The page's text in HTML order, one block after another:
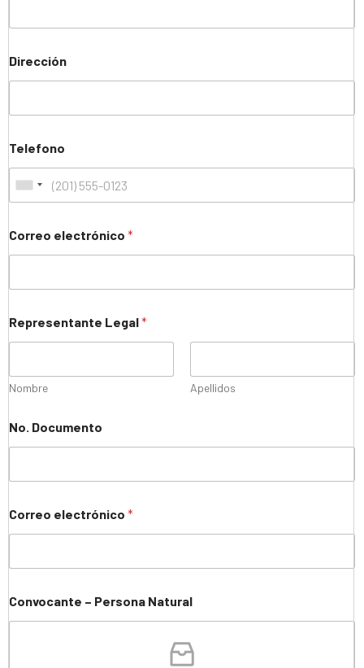
Dirección
Telefono
Correo electrónico *
Representante Legal*
Nombre Apellidos
No. Documento
Correo electrónico *
Convocante – Persona Natural